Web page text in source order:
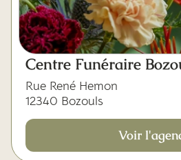
Centre Funéraire
Rue René Hemon
12340 Bozouls
Voir